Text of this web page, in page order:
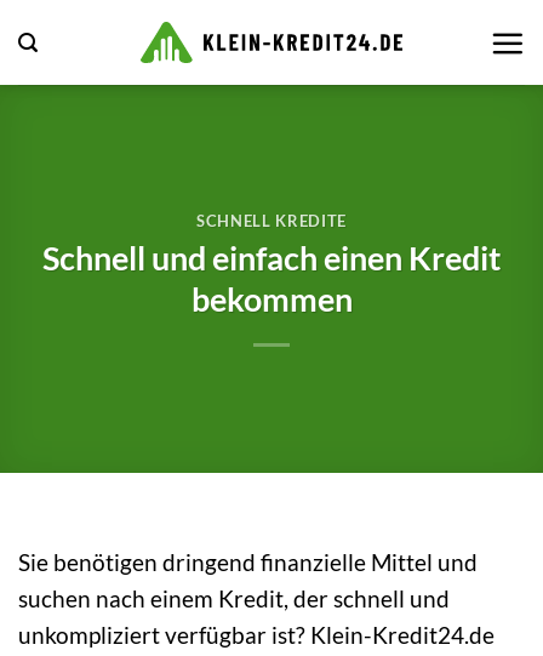
Inhalt
springen
SCHNELL KREDITE
Schnell und einfach einen Kredit
bekommen
Sie benötigen dringend finanzielle Mittel und
suchen nach einem Kredit, der schnell und
unkompliziert verfügbar ist? Klein-Kredit24.de